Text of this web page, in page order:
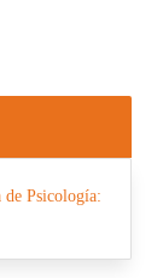
Psicología: